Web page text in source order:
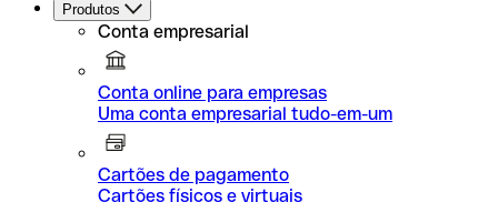
Produtos
Conta empresarial
Conta online para empresas
Uma conta empresarial tudo-em-um
Cartões de pagamento
Cartões físicos e virtuais